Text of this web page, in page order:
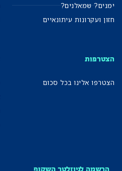
ימנים? שמאלנים?
חזון ועקרונות עיתונאיים
הצטרפות
הצטרפו אלינו בכל סכום
הרשמה לניוזלטר השקוף